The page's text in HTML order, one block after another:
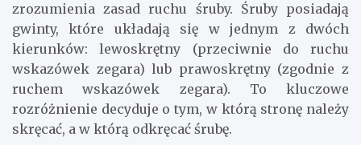
zrozumienia zasad ruchu śruby. Śruby posiadają
gwinty, które układają się w jednym z dwóch
kierunków: lewoskrętny (przeciwnie do ruchu
wskazówek zegara) lub prawoskrętny (zgodnie z
ruchem wskazówek zegara). To kluczowe
rozróżnienie decyduje o tym, w którą stronę należy
skręcać, a w którą odkręcać śrubę.